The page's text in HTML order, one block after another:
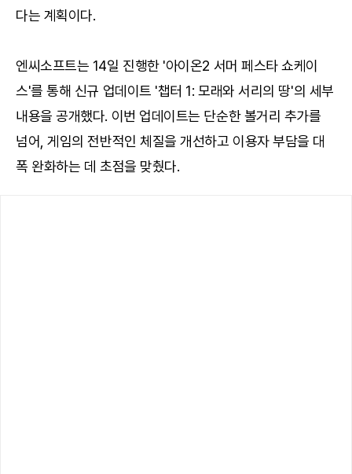
다는 계획이다.
엔씨소프트는 14일 진행한 '아이온2 서머 페스타 쇼케이
스'를 통해 신규 업데이트 '챕터 1: 모래와 서리의 땅'의 세부
내용을 공개했다. 이번 업데이트는 단순한 볼거리 추가를
넘어, 게임의 전반적인 체질을 개선하고 이용자 부담을 대
폭 완화하는 데 초점을 맞췄다.